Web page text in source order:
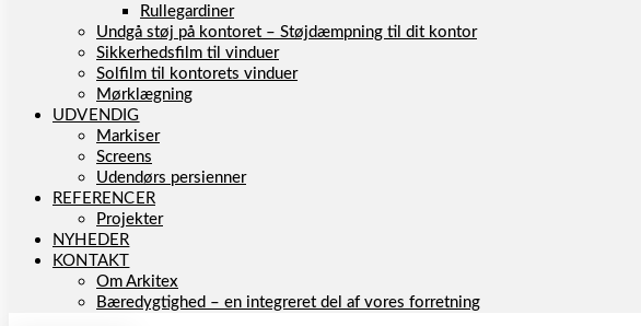
Rullegardiner
Undgå støj på kontoret – Støjdæmpning til dit kontor
Sikkerhedsfilm til vinduer
Solfilm til kontorets vinduer
Mørklægning
UDVENDIG
Markiser
Screens
Udendørs persienner
REFERENCER
Projekter
NYHEDER
KONTAKT
Om Arkitex
Bæredygtighed – en integreret del af vores forretning